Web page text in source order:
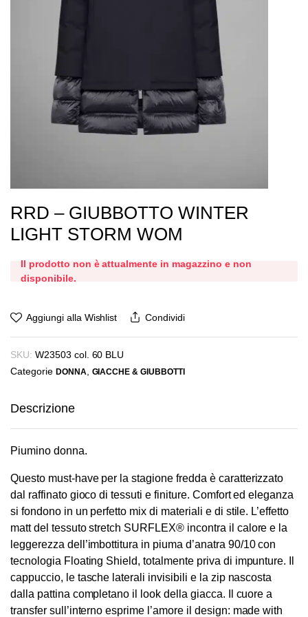
RRD – GIUBBOTTO WINTER
LIGHT STORM WOM
Il prodotto non è attualmente in magazzino e non
disponibile.
Aggiungi alla Wishlist Condividi
SKU: W23503 col. 60 BLU
Categorie DONNA GIACCHE & GIUBBOTTI
Descrizione
Piumino donna.
Questo must-have per la stagione fredda è caratterizzato
dal raffinato gioco di tessuti e finiture. Comfort ed eleganza
si fondono in un perfetto mix di materiali e di stile. L’effetto
matt del tessuto stretch SURFLEX® incontra il calore e la
leggerezza dell’imbottitura in piuma d’anatra 90/10 con
tecnologia Floating Shield, totalmente priva di impunture. Il
cappuccio, le tasche laterali invisibili e la zip nascosta
dalla pattina completano il look della giacca. Il cuore a
transfer sull’interno esprime l’amore il design: made with